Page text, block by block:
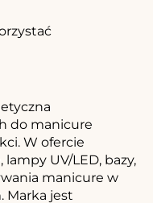
do manicure
W ofercie
UV/LED, bazy,
manicure w
Marka jest